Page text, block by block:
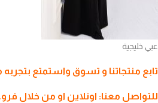
عبي خليجية
تابع منتجاتنا و تسوق واستمتع
للتواصل معنا: اونلاين او من خلال